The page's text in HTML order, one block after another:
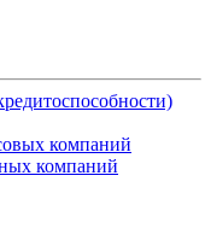
компаний
компаний